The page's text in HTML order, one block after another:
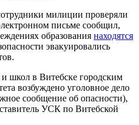
милиции проверяли
письме сообщил,
образования находятся
эвакуировались
школ в Витебске городским
возбуждено уголовное дело
сообщение об опасности),
УСК по Витебской